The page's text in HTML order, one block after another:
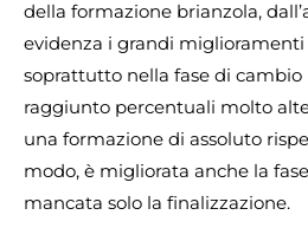
della formazione brianzola,
evidenza i grandi
soprattutto nella fase di cambio
raggiunto percentuali molto
una formazione di assoluto
modo, è migliorata anche la
mancata solo la finalizzazione.